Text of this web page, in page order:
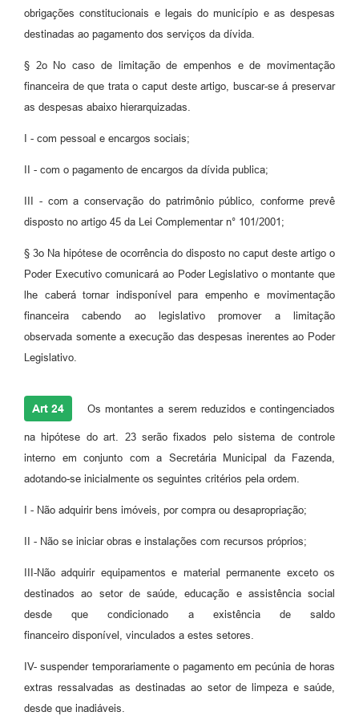
obrigações constitucionais e legais do município e as despesas
destinadas ao pagamento dos serviços da dívida.
§ 2o No caso de limitação de empenhos e de movimentação
financeira de que trata o caput deste artigo, buscar-se á preservar
as despesas abaixo hierarquizadas.
I - com pessoal e encargos sociais;
II - com o pagamento de encargos da dívida publica;
III - com a conservação do patrimônio público, conforme prevê
disposto no artigo 45 da Lei Complementar n° 101/2001;
§ 3o Na hipótese de ocorrência do disposto no caput deste artigo o
Poder Executivo comunicará ao Poder Legislativo o montante que
lhe caberá tornar indisponível para empenho e movimentação
financeira cabendo ao legislativo promover a limitação
observada somente a execução das despesas inerentes ao Poder
Legislativo.
Art 24 Os montantes a serem reduzidos e contingenciados
na hipótese do art. 23 serão fixados pelo sistema de controle
interno em conjunto com a Secretária Municipal da Fazenda,
adotando-se inicialmente os seguintes critérios pela ordem.
I - Não adquirir bens imóveis, por compra ou desapropriação;
II - Não se iniciar obras e instalações com recursos próprios;
III-Não adquirir equipamentos e material permanente exceto os
destinados ao setor de saúde, educação e assistência social
desde que condicionado a existência de saldo
financeiro disponível, vinculados a estes setores.
IV- suspender temporariamente o pagamento em pecúnia de horas
extras ressalvadas as destinadas ao setor de limpeza e saúde,
desde que inadiáveis.